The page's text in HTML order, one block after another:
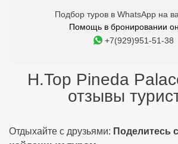
Отдыхайте с друзьями:Поделитесь
найденным туром.
Об отеле H.Top Pineda
4****
аэропорта Барселоны, в 38 км от
г. Пинеда-де-Мар, в 50 м от пляжа. Входит